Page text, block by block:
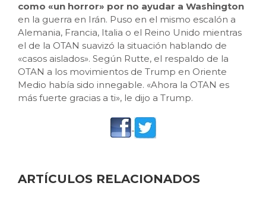
como «un horror» por no ayudar a Washington
en la guerra en Irán. Puso en el mismo escalón a
Alemania, Francia, Italia o el Reino Unido mientras
el de la OTAN suavizó la situación hablando de
«casos aislados». Según Rutte, el respaldo de la
OTAN a los movimientos de Trump en Oriente
Medio había sido innegable. «Ahora la OTAN es
más fuerte gracias a ti», le dijo a Trump.
ARTÍCULOS RELACIONADOS